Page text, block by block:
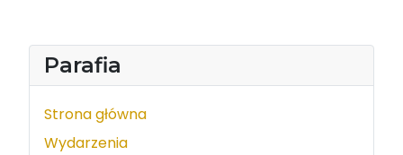
Parafia
Strona główna
Wydarzenia